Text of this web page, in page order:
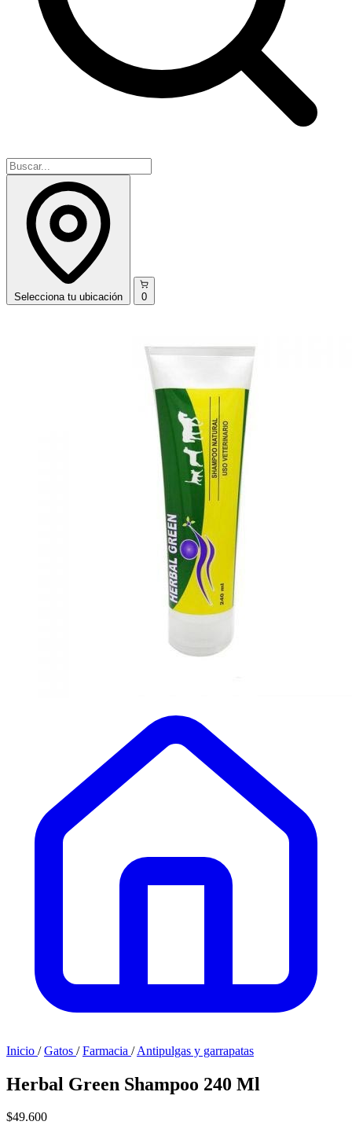
Selecciona tu ubicación 0
Inicio / Gatos / Farmacia / Antipulgas y garrapatas
Herbal Green Shampoo 240 Ml
$49.600